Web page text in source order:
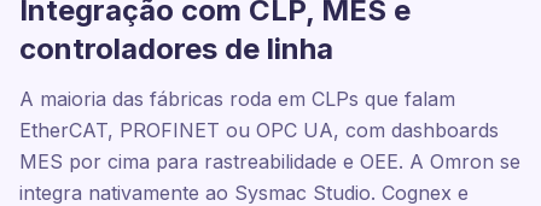
Integração com CLP, MES e
controladores de linha
A maioria das fábricas roda em CLPs que falam
EtherCAT, PROFINET ou OPC UA, com dashboards
MES por cima para rastreabilidade e OEE. A Omron se
integra nativamente ao Sysmac Studio. Cognex e